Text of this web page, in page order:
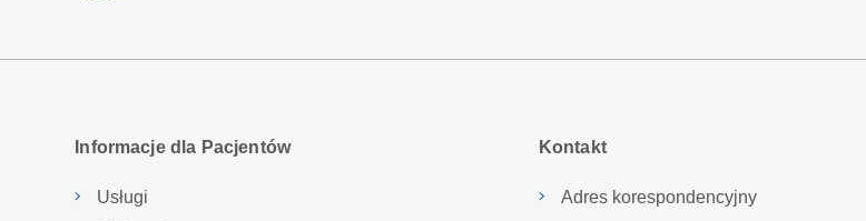
Informacje dla Pacjentów
Usługi
Kontakt
Adres korespondencyjny